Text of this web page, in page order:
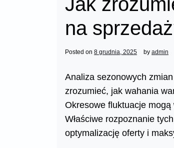
na
Posted on 8 grudnia, 2025 by admin
Analiza sezonowych
zrozumieć, jak wahania
Okresowe fluktuacje
Właściwe rozpoznanie
optymalizację oferty i